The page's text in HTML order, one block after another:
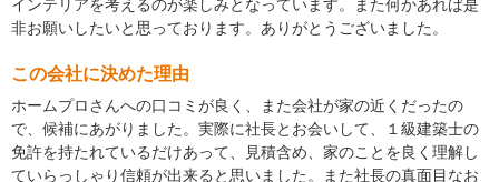
インテリアを考えるのが楽しみとなっています。また何かあれば是
非お願いしたいと思っております。ありがとうございました。
この会社に決めた理由
ホームプロさんへの口コミが良く、また会社が家の近くだったの
で、候補にあがりました。実際に社長とお会いして、１級建築士の
免許を持たれているだけあって、見積含め、家のことを良く理解し
ていらっしゃり信頼が出来ると思いました。また社長の真面目なお